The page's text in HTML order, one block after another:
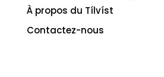
À propos du Tílvíst
Contactez-nous